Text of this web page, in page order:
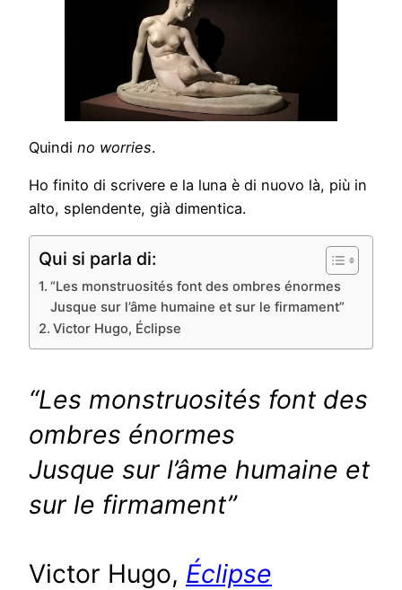
Quindi no worries.
Ho finito di scrivere e la luna è di nuovo là, più in
alto, splendente, già dimentica.
Qui si parla di:
“Les monstruosités font des ombres énormes
Jusque sur l’âme humaine et sur le firmament”
Victor Hugo, Éclipse
“Les monstruosités font des
ombres énormes
Jusque sur l’âme humaine et
sur le firmament”
Victor Hugo, Éclipse